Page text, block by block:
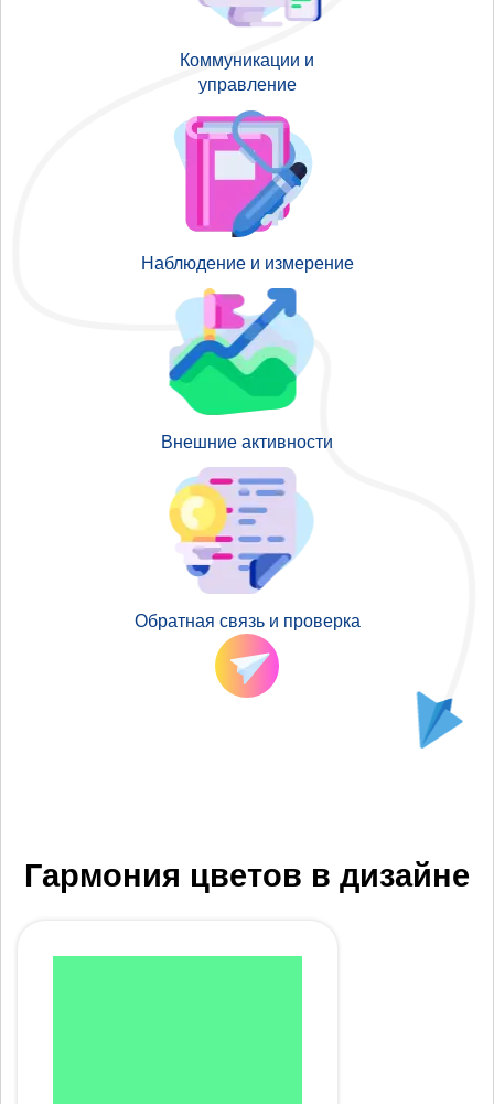
Коммуникации и
управление
Наблюдение и измерение
Внешние активности
Обратная связь и проверка
Гармония цветов в дизайне